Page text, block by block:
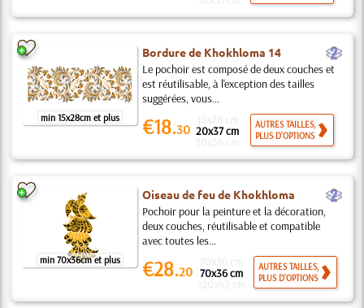
min 15x28cm et plus
Bordure de Khokhloma 14 b
Le pochoir est composé de deux couches et
est réutilisable, à l'exception des tailles
suggérées, vous...
€18.30 20x37 cm
AUTRES TAILLES,
PLUS D'OPTIONS
min 70x36cm et plus
Oiseau de feu de Khokhloma b
Pochoir pour la peinture et la décoration,
deux couches, réutilisable et compatible
avec toutes les...
€28.20 70x36 cm
AUTRES TAILLES,
PLUS D'OPTIONS